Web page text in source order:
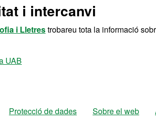
i intercanvi
i Lletrestrobareu tota la informació
UAB
Protecció de dades Sobre el web